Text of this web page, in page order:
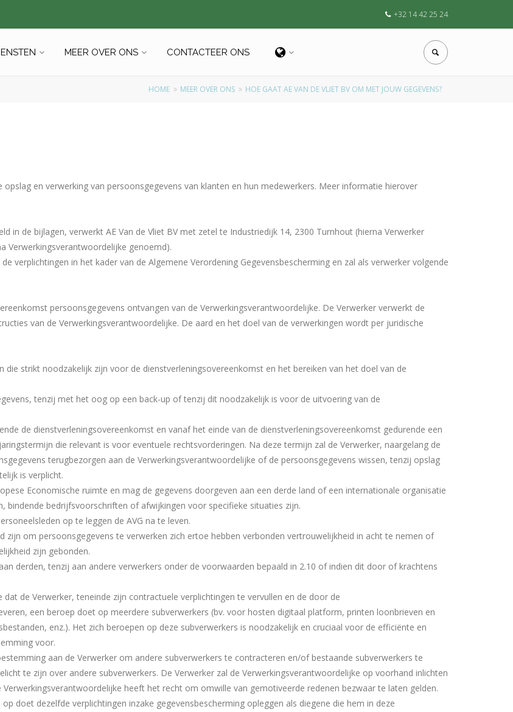
+32 14 42 25 24
MEER OVER ONS CONTACTEER ONS
HOME MEER OVER ONS HOE GAAT AE VAN DE VLIET BV OM MET JOUW GEGEVENS?
opslag en verwerking van persoonsgegevens van klanten en hun medewerkers. Meer informatie hierover
in de bijlagen, verwerkt AE Van de Vliet BV met zetel te Industriedijk 14, 2300 Turnhout (hierna Verwerker
Verwerkingsverantwoordelijke genoemd).
verplichtingen in het kader van de Algemene Verordening Gegevensbescherming en zal als verwerker volgende
persoonsgegevens ontvangen van de Verwerkingsverantwoordelijke. De Verwerker verwerkt de
van de Verwerkingsverantwoordelijke. De aard en het doel van de verwerkingen wordt per juridische
die strikt noodzakelijk zijn voor de dienstverleningsovereenkomst en het bereiken van het doel van de
tenzij met het oog op een back-up of tenzij dit noodzakelijk is voor de uitvoering van de
de dienstverleningsovereenkomst en vanaf het einde van de dienstverleningsovereenkomst gedurende een
die relevant is voor eventuele rechtsvorderingen. Na deze termijn zal de Verwerker, naargelang de
terugbezorgen aan de Verwerkingsverantwoordelijke of de persoonsgegevens wissen, tenzij opslag
is verplicht.
Economische ruimte en mag de gegevens doorgeven aan een derde land of een internationale organisatie
bindende bedrijfsvoorschriften of afwijkingen voor specifieke situaties zijn.
op te leggen de AVG na te leven.
zijn om persoonsgegevens te verwerken zich ertoe hebben verbonden vertrouwelijkheid in acht te nemen of
zijn gebonden.
derden, tenzij aan andere verwerkers onder de voorwaarden bepaald in 2.10 of indien dit door of krachtens
de Verwerker, teneinde zijn contractuele verplichtingen te vervullen en de door de
een beroep doet op meerdere subverwerkers (bv. voor hosten digitaal platform, printen loonbrieven en
enz.). Het zich beroepen op deze subverwerkers is noodzakelijk en cruciaal voor de efficiënte en
voor.
aan de Verwerker om andere subverwerkers te contracteren en/of bestaande subverwerkers te
te zijn over andere subverwerkers. De Verwerker zal de Verwerkingsverantwoordelijke op voorhand inlichten
heeft het recht om omwille van gemotiveerde redenen bezwaar te laten gelden.
doet dezelfde verplichtingen inzake gegevensbescherming opleggen als diegene die hem in deze